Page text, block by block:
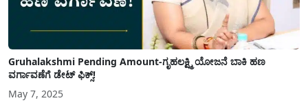
Gruhalakshmi Pending Amount-ಗೃಹಲಕ್ಷ್ಮಿ ಯೋಜನೆ ಬಾಕಿ ಹಣ
ವರ್ಗಾವಣೆಗೆ ಡೇಟ್ ಫಿಕ್ಸ್!
May 7, 2025